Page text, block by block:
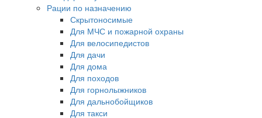
Рации по назначению
Скрытоносимые
Для МЧС и пожарной охраны
Для велосипедистов
Для дачи
Для дома
Для походов
Для горнолыжников
Для дальнобойщиков
Для такси